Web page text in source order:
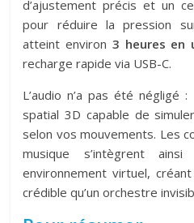
d’ajustement précis et un
pour réduire la pression
atteint environ 3 heures en
recharge rapide via USB-C.
L’audio n’a pas été négligé
spatial 3D capable de
selon vos mouvements. Les
musique s’intègrent
environnement virtuel,
crédible qu’un orchestre